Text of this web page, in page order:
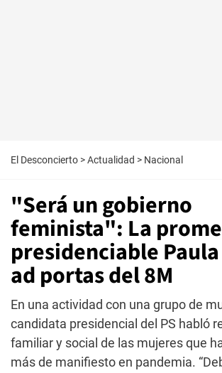
El Desconcierto >Actualidad > Nacional
"Será un gobierno
feminista": La
presidenciable
ad portas del 8M
En una actividad con una grupo de
candidata presidencial del PS habló
familiar y social de las mujeres que
más de manifiesto en pandemia.